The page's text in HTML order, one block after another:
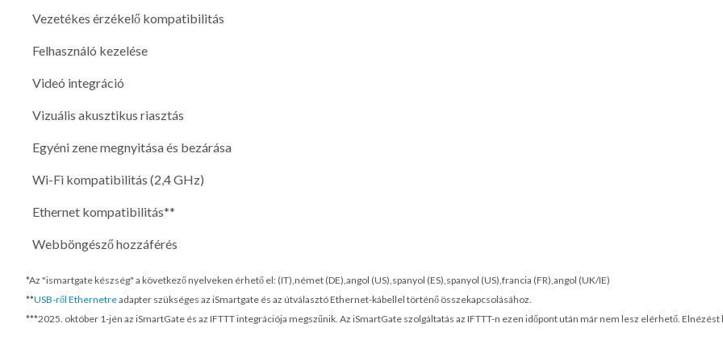
Vezetékes érzékelő kompatibilitás
Felhasználó kezelése
Videó integráció
Vizuális akusztikus riasztás
Egyéni zene megnyitása és bezárása
Wi-Fi kompatibilitás (2,4 GHz)
Ethernet kompatibilitás**
Webböngésző hozzáférés
*Az "ismartgate készség" a következő nyelveken érhető el: (IT),német (DE),angol (US),spanyol (ES),spanyol (US),francia (FR),angol (UK/IE)
**USB-ről Ethernetreadapter szükséges az iSmartgate és az útválasztó Ethernet-kábellel történő összekapcsolásához.
***2025. október 1-jén az iSmartGate és az IFTTT integrációja megszűnik. Az iSmartGate szolgáltatás az IFTTT-n ezen időpont után már nem lesz elérhető.